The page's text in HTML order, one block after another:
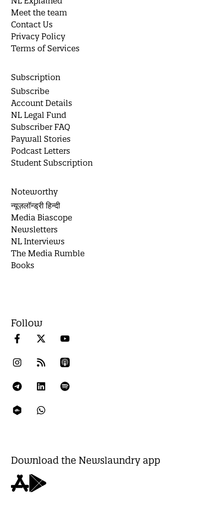
Meet the team
Contact Us
Privacy Policy
Terms of Services
Subscription
Subscribe
Account Details
NL Legal Fund
Subscriber FAQ
Paywall Stories
Podcast Letters
Student Subscription
Noteworthy
न्यूज़लॉन्ड्री हिन्दी
Media Biascope
Newsletters
NL Interviews
The Media Rumble
Books
Follow
Download the Newslaundry app